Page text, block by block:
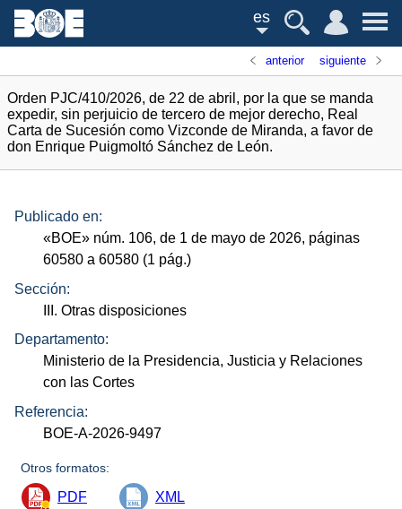
es
anterior siguiente
Orden PJC/410/2026, de 22 de abril, por la que se manda
expedir, sin perjuicio de tercero de mejor derecho, Real
Carta de Sucesión como Vizconde de Miranda, a favor de
don Enrique Puigmoltó Sánchez de León.
Publicado en:
«BOE» núm. 106, de 1 de mayo de 2026, páginas
60580 a 60580 (1 pág.)
Sección:
III. Otras disposiciones
Departamento:
Ministerio de la Presidencia, Justicia y Relaciones
con las Cortes
Referencia:
BOE-A-2026-9497
Otros formatos:
PDF XML